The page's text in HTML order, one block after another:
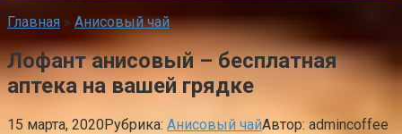
Главная » Анисовый чай
Лофант анисовый – бесплатная
аптека на вашей грядке
15 марта, 2020Рубрика: Анисовый чайАвтор: admincoffee